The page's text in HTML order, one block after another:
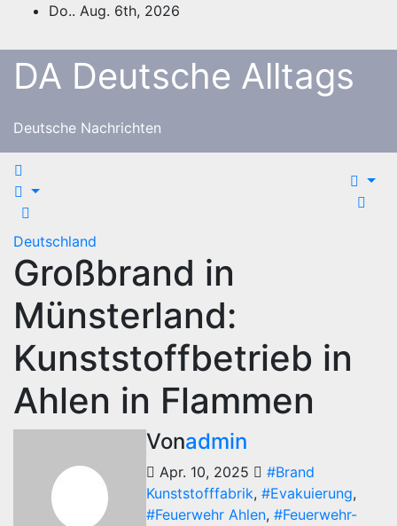
springen
Do.. Aug. 6th, 2026
DA Deutsche Alltags
Deutsche Nachrichten
Deutschland
Großbrand in
Münsterland:
Kunststoffbetrieb in
Ahlen in Flammen
Vonadmin
Apr. 10, 2025
#Brand
Kunststofffabrik, #Evakuierung,
#Feuerwehr Ahlen, #Feuerwehr-